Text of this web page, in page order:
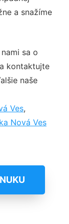
a snažíme
nami sa o
kontaktujte
naše
Ves,
Nová Ves